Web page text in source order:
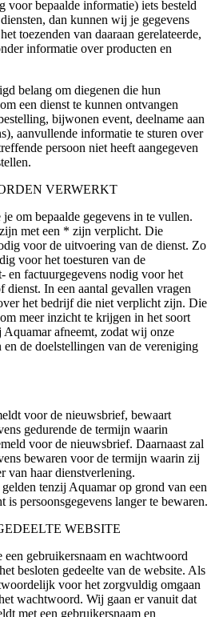
voor bepaalde informatie) iets besteld
dan kunnen wij je gegevens
toezenden van daaraan gerelateerde,
informatie over producten en
belang om diegenen die hun
een dienst te kunnen ontvangen
bijwonen event, deelname aan
aanvullende informatie te sturen over
persoon niet heeft aangegeven
VERWERKT
om bepaalde gegevens in te vullen.
met een * zijn verplicht. Die
voor de uitvoering van de dienst. Zo
voor het toesturen van de
en factuurgegevens nodig voor het
dienst. In een aantal gevallen vragen
het bedrijf die niet verplicht zijn. Die
meer inzicht te krijgen in het soort
Aquamar afneemt, zodat wij onze
en de doelstellingen van de vereniging
voor de nieuwsbrief, bewaart
gedurende de termijn waarin
voor de nieuwsbrief. Daarnaast zal
bewaren voor de termijn waarin zij
van haar dienstverlening.
tenzij Aquamar op grond van een
persoonsgegevens langer te bewaren.
WEBSITE
gebruikersnaam en wachtwoord
besloten gedeelte van de website. Als
voor het zorgvuldig omgaan
wachtwoord. Wij gaan er vanuit dat
met een gebruikersnaam en